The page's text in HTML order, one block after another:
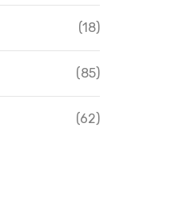
(18)
(85)
(62)